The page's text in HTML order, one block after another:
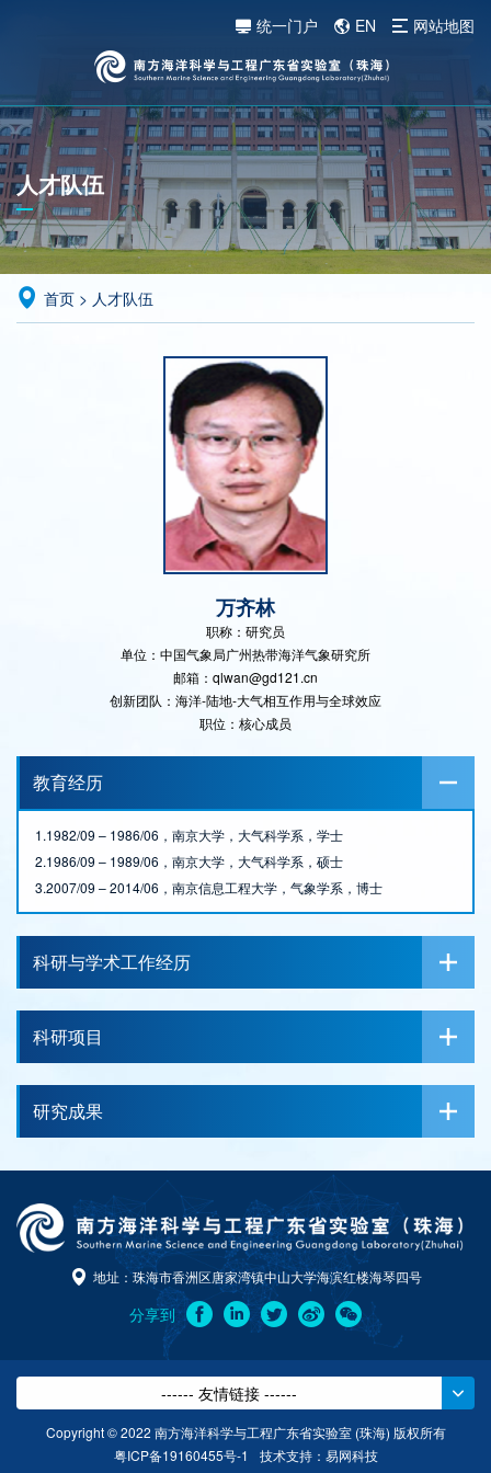
统一门户 EN 网站地图
人才队伍
首页 > 人才队伍
万齐林
职称：研究员
单位：中国气象局广州热带海洋气象研究所
邮箱：qlwan@gd121.cn
创新团队：海洋-陆地-大气相互作用与全球效应
职位：核心成员
教育经历
1.1982/09 – 1986/06，南京大学，大气科学系，学士
2.1986/09 – 1989/06，南京大学，大气科学系，硕士
3.2007/09 – 2014/06，南京信息工程大学，气象学系，博士
科研与学术工作经历
科研项目
研究成果
地址：珠海市香洲区唐家湾镇中山大学海滨红楼海琴四号
分享到
------ 友情链接 ------
Copyright © 2022 南方海洋科学与工程广东省实验室 (珠海) 版权所有
粤ICP备19160455号-1
技术支持： 易网科技